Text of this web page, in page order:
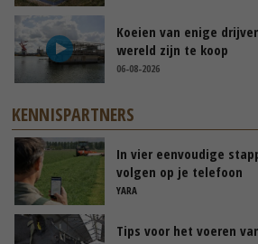
Koeien van enige
wereld zijn te koop
06-08-2026
KENNISPARTNERS
In vier eenvoudige
volgen op je telefoon
YARA
Tips voor het voeren